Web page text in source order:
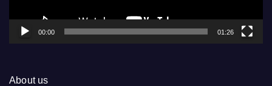
00:00 01:26
About us